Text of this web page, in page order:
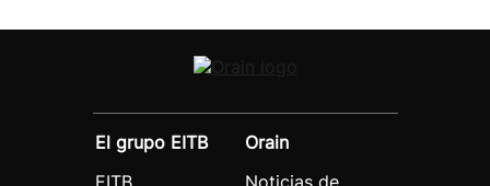
El grupo EITB
EITB
Orain
Noticias de